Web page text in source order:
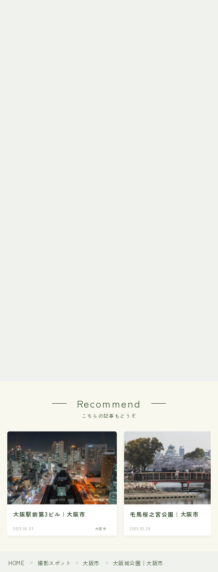
Recommend
こちらの記事もどうぞ
大阪駅前第3ビル｜大阪市
2025.06.03 大阪市
毛馬桜之宮公園｜大阪市
2025.03.28
HOME ＞ 撮影スポット ＞ 大阪市 ＞ 大阪城公園｜大阪市